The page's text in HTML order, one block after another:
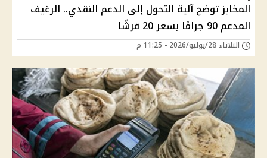
المخابز توضح آلية التحول إلى الدعم النقدي.. الرغيف
المدعم 90 جرامًا بسعر 20 قرشًا
الثلاثاء 28/يوليو/2026 - 11:25 م